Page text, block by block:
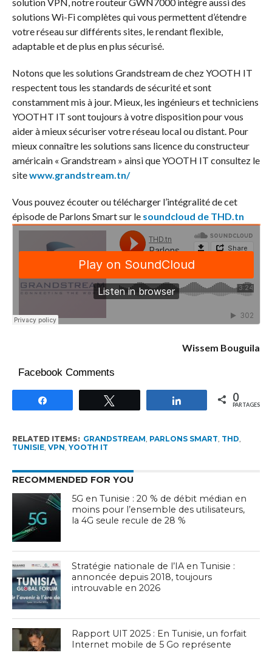
solution VPN, notre routeur GWN7000 intègre aussi des
solutions Wi-Fi complètes qui vous permettent d’étendre
votre réseau sur différents sites, le rendant flexible,
adaptable et de plus en plus sécurisé.
Notons que les solutions Grandstream de chez YOOTH IT
respectent tous les standards de sécurité et sont
constamment mis à jour. Mieux, les ingénieurs et techniciens
YOOTHT IT sont toujours à votre disposition pour vous
aider à mieux sécuriser votre réseau local ou distant. Pour
mieux connaître les solutions sans licence du constructeur
américain « Grandstream » ainsi que YOOTH IT consultez le
sitewww.grandstream.tn/
Vous pouvez écouter ou télécharger l’intégralité de cet
épisode de Parlons Smart sur le soundcloud de THD.tn
Wissem Bouguila
Facebook Comments
Partagez 0
PARTAGES
RELATED ITEMS: GRANDSTREAM, PARLONS SMART, THD,
TUNISIE, VPN, YOOTH IT
RECOMMENDED FOR YOU
5G en Tunisie : 20 % de débit médian en
moins pour l’ensemble des utilisateurs,
la 4G seule recule de 28 %
Stratégie nationale de l’IA en Tunisie :
annoncée depuis 2018, toujours
introuvable en 2026
Rapport UIT 2025 : En Tunisie, un forfait
Internet mobile de 5 Go représente